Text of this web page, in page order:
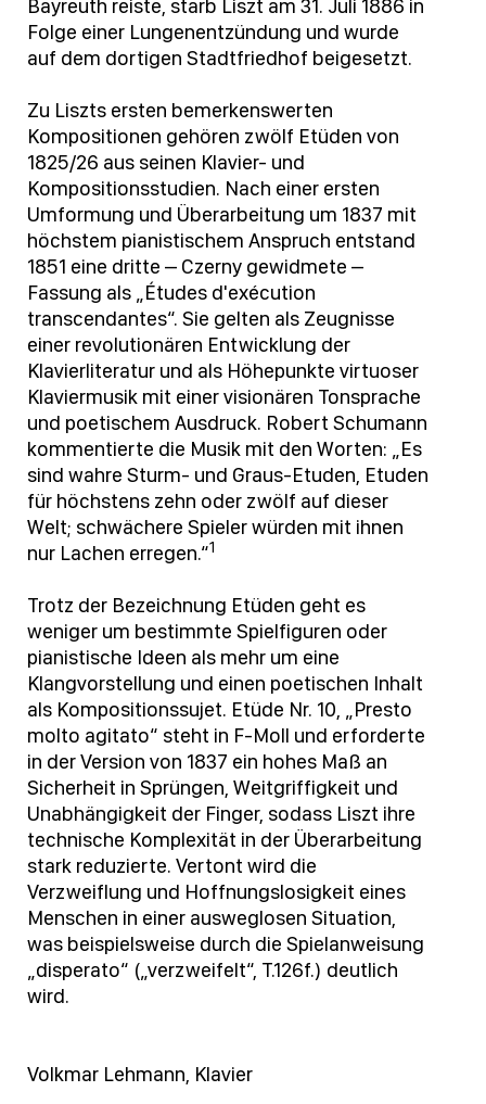
Bayreuth reiste, starb Liszt am 31. Juli 1886 in
Folge einer Lungenentzündung und wurde
auf dem dortigen Stadtfriedhof beigesetzt.
Zu Liszts ersten bemerkenswerten
Kompositionen gehören zwölf Etüden von
1825/26 aus seinen Klavier- und
Kompositionsstudien. Nach einer ersten
Umformung und Überarbeitung um 1837 mit
höchstem pianistischem Anspruch entstand
1851 eine dritte – Czerny gewidmete –
Fassung als „Études d'exécution
transcendantes“. Sie gelten als Zeugnisse
einer revolutionären Entwicklung der
Klavierliteratur und als Höhepunkte virtuoser
Klaviermusik mit einer visionären Tonsprache
und poetischem Ausdruck. Robert Schumann
kommentierte die Musik mit den Worten: „Es
sind wahre Sturm- und Graus-Etuden, Etuden
für höchstens zehn oder zwölf auf dieser
Welt; schwächere Spieler würden mit ihnen
nur Lachen erregen.“1
Trotz der Bezeichnung Etüden geht es
weniger um bestimmte Spielfiguren oder
pianistische Ideen als mehr um eine
Klangvorstellung und einen poetischen Inhalt
als Kompositionssujet. Etüde Nr. 10, „Presto
molto agitato“ steht in F-Moll und erforderte
in der Version von 1837 ein hohes Maß an
Sicherheit in Sprüngen, Weitgriffigkeit und
Unabhängigkeit der Finger, sodass Liszt ihre
technische Komplexität in der Überarbeitung
stark reduzierte. Vertont wird die
Verzweiflung und Hoffnungslosigkeit eines
Menschen in einer ausweglosen Situation,
was beispielsweise durch die Spielanweisung
„disperato“ („verzweifelt“, T.126f.) deutlich
wird.
Volkmar Lehmann, Klavier